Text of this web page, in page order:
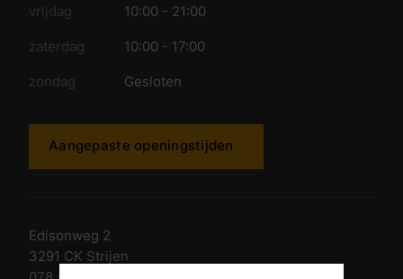
vrijdag 10:00 - 21:00
zaterdag 10:00 - 17:00
zondag Gesloten
Aangepaste openingstijden
Edisonweg 2
3291 CK Strijen